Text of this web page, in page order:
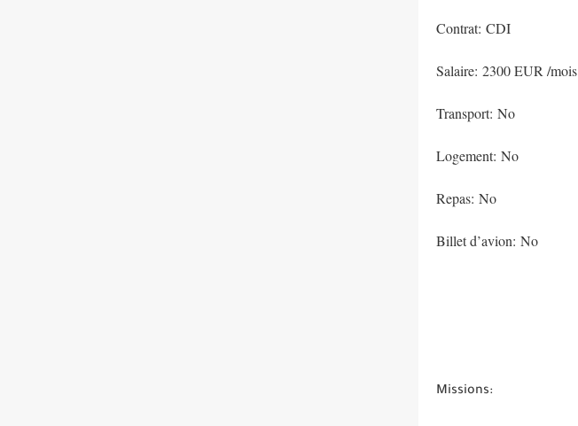
Contrat: CDI
Salaire: 2300 EUR /mois
Transport: No
Logement: No
Repas: No
Billet d’avion: No
Missions: